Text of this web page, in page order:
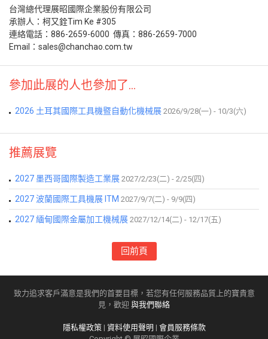
台灣總代理展昭國際企業股份有限公司
承辦人：柯又銓Tim Ke #305
連絡電話：886-2659-6000 傳真：886-2659-7000
Email：sales@chanchao.com.tw
參加此展的人也參加了...
2026 土耳其國際工具機暨自動化機械展 2026/9/28(一) - 10/3(六)
推薦展覽
2027 墨西哥國際製造工業展 2027/2/23(二) - 2/25(四)
2027 波蘭國際工具機展 ITM 2027/9/7(二) - 9/9(四)
2027 緬甸國際金屬加工機械展 2027/12/14(二) - 12/17(五)
回前頁
致力追求客戶滿意是我們的首要目標，若您有任何服務品質上的寶貴意
見，歡迎 與我們聯絡
隱私權政策| 資料使用聲明 | 會員服務條款